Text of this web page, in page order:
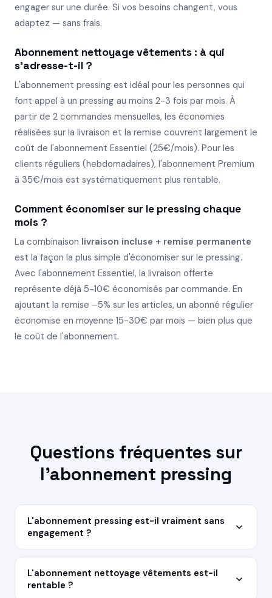
engager sur une durée. Si vos besoins changent, vous
adaptez — sans frais.
Abonnement nettoyage vêtements : à qui
s'adresse-t-il ?
L'abonnement pressing est idéal pour les personnes qui
font appel à un pressing au moins 2-3 fois par mois. À
partir de 2 commandes mensuelles, les économies
réalisées sur la livraison et la remise couvrent largement le
coût de l'abonnement Essentiel (25€/mois). Pour les
clients réguliers (hebdomadaires), l'abonnement Premium
à 35€/mois est systématiquement plus rentable.
Comment économiser sur le pressing chaque
mois ?
La combinaison livraison incluse + remise permanente
est la façon la plus simple d'économiser sur le pressing.
Avec l'abonnement Essentiel, la livraison offerte
représente déjà 5-10€ économisés par commande. En
ajoutant la remise –5% sur les articles, un abonné régulier
économise en moyenne 15-30€ par mois — bien plus que
le coût de l'abonnement.
Questions fréquentes sur
l'abonnement pressing
L'abonnement pressing est-il vraiment sans
engagement ?
Oui. Aucun engagement minimum, aucune durée
imposée. Vous pouvez résilier à tout moment
depuis votre espace client en ligne. Votre accès aux
L'abonnement nettoyage vêtements est-il
rentable ?